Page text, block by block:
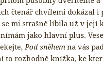
čtenář chvílemi dokázal i
se mi strašně líbila už v její
jako hlavní plus.
Pod sněhemna vás
to rozhodně knížka, ke